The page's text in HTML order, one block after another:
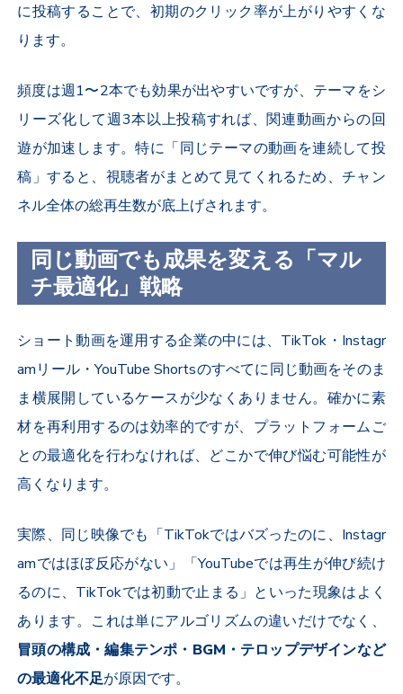
に投稿することで、初期のクリック率が上がりやすくな
ります。
頻度は週1〜2本でも効果が出やすいですが、テーマをシ
リーズ化して週3本以上投稿すれば、関連動画からの回
遊が加速します。特に「同じテーマの動画を連続して投
稿」すると、視聴者がまとめて見てくれるため、チャン
ネル全体の総再生数が底上げされます。
同じ動画でも成果を変える「マル
チ最適化」戦略
ショート動画を運用する企業の中には、 TikTok ・ Instagr
amリール・YouTube Shortsのすべてに同じ動画をそのま
ま横展開しているケースが少なくありません。確かに素
材を再利用するのは効率的ですが、プラットフォームご
との最適化を行わなければ、どこかで伸び悩む可能性が
高くなります。
実際、同じ映像でも「TikTokではバズったのに、 Instagr
amではほぼ反応がない」「YouTubeでは再生が伸び続け
るのに、 TikTokでは初動で止まる」といった現象はよく
あります。これは単にアルゴリズムの違いだけでなく、
冒頭の構成・編集テンポ・ BGM ・テロップデザインなど
の最適化不足が原因です。